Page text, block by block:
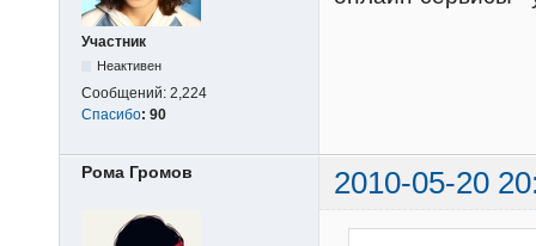
Участник
Неактивен
Сообщений: 2,224
Спасибо: 90
Рома Громов 2010-05-20